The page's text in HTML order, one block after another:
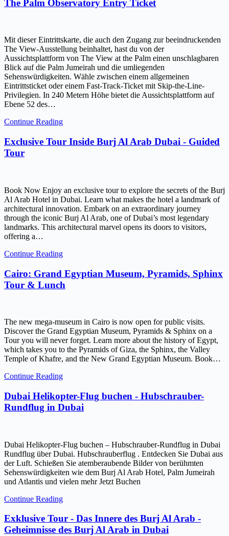
The Palm Observatory Entry Ticket
Mit dieser Eintrittskarte, die auch den Zugang zur beeindruckenden
The View-Ausstellung beinhaltet, hast du von der
Aussichtsplattform von The View at the Palm einen unschlagbaren
Blick auf die Palm Jumeirah und die umliegenden
Sehenswürdigkeiten. Wähle zwischen einem allgemeinen
Eintrittsticket oder einem Fast-Track-Ticket mit Skip-the-Line-
Privilegien. In 240 Metern Höhe bietet die Aussichtsplattform auf
Ebene 52 des…
Continue Reading
Exclusive Tour Inside Burj Al Arab Dubai - Guided
Tour
Book Now Enjoy an exclusive tour to explore the secrets of the Burj
Al Arab Hotel in Dubai. Learn what makes the hotel a landmark of
architectural innovation. Embark on an extraordinary journey
through the iconic Burj Al Arab, one of Dubai’s most legendary
landmarks. This architectural marvel opens its doors to visitors,
offering a…
Continue Reading
Cairo: Grand Egyptian Museum, Pyramids, Sphinx
Tour & Lunch
The new mega-museum in Cairo is now open for public visits.
Discover the Grand Egyptian Museum, Pyramids & Sphinx on a
Tour you will never forget. Learn more about the history of Egypt,
which takes you to the Pyramids of Giza, the Sphinx, the Valley
Temple of Khafre, and the New Grand Egyptian Museum. Book…
Continue Reading
Dubai Helikopter-Flug buchen - Hubschrauber-
Rundflug in Dubai
Dubai Helikopter-Flug buchen – Hubschrauber-Rundflug in Dubai
Rundflug über Dubai. Hubschrauberflug . Entdecken Sie Dubai aus
der Luft. Schießen Sie atemberaubende Bilder von berühmten
Sehenswürdigkeiten wie dem Burj Al Arab Hotel, Palm Jumeirah
und Atlantis und vielen mehr Jetzt Buchen
Continue Reading
Exklusive Tour - Das Innere des Burj Al Arab -
Geheimnisse des Burj Al Arab in Dubai